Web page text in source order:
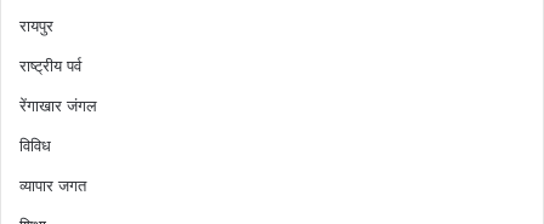
रायपुर
राष्ट्रीय पर्व
रेंगाखार जंगल
विविध
व्यापार जगत